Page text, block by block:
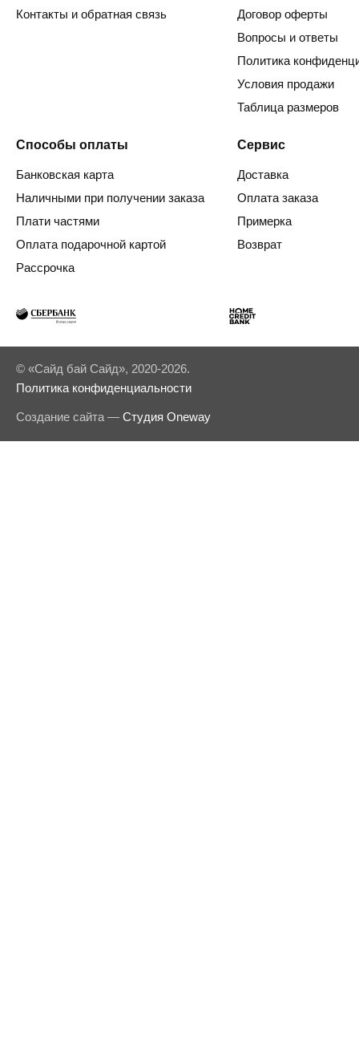
Контакты и обратная связь
Договор оферты
Вопросы и ответы
Политика
Условия продажи
Таблица размеров
Способы оплаты
Банковская карта
Наличными при получении заказа
Плати частями
Оплата подарочной картой
Рассрочка
Сервис
Доставка
Оплата заказа
Примерка
Возврат
© «Сайд бай Сайд», 2020-2026.
Политика конфиденциальности
Создание сайта — Студия Oneway